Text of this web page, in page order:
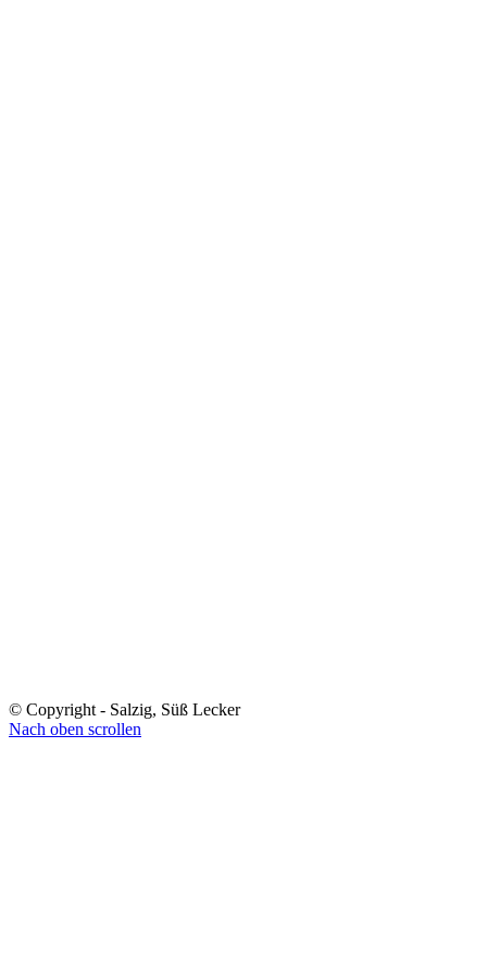
© Copyright - Salzig, Süß Lecker
Nach oben scrollen